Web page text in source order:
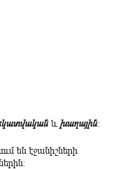
և խաղային:
են էջանիշների